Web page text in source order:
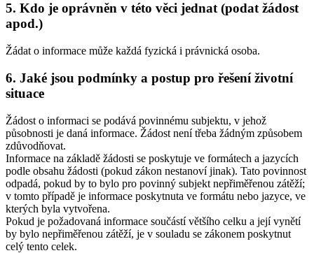
5. Kdo je oprávněn v této věci jednat (podat žádost
apod.)
Žádat o informace může každá fyzická i právnická osoba.
6. Jaké jsou podmínky a postup pro řešení životní
situace
Žádost o informaci se podává povinnému subjektu, v jehož
působnosti je daná informace. Žádost není třeba žádným způsobem
zdůvodňovat.
Informace na základě žádosti se poskytuje ve formátech a jazycích
podle obsahu žádosti (pokud zákon nestanoví jinak). Tato povinnost
odpadá, pokud by to bylo pro povinný subjekt nepřiměřenou zátěží;
v tomto případě je informace poskytnuta ve formátu nebo jazyce, ve
kterých byla vytvořena.
Pokud je požadovaná informace součástí většího celku a její vynětí
by bylo nepřiměřenou zátěží, je v souladu se zákonem poskytnut
celý tento celek.